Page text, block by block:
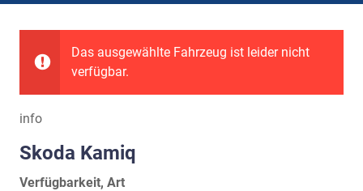
Das ausgewählte Fahrzeug ist leider nicht
verfügbar.
info
Skoda Kamiq
Verfügbarkeit, Art